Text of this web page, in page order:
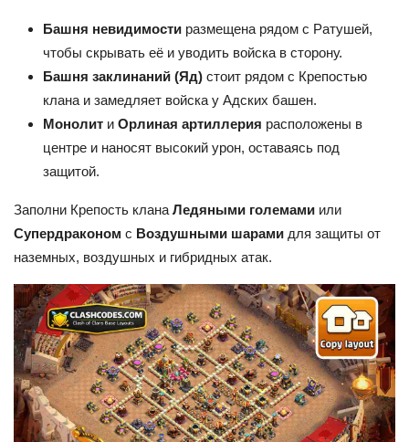
Башня невидимости размещена рядом с Ратушей,
чтобы скрывать её и уводить войска в сторону.
Башня заклинаний (Яд) стоит рядом с Крепостью
клана и замедляет войска у Адских башен.
Монолит и Орлиная артиллерия расположены в
центре и наносят высокий урон, оставаясь под
защитой.
Заполни Крепость клана Ледяными големами или
Супердраконом с Воздушными шарами для защиты от
наземных, воздушных и гибридных атак.